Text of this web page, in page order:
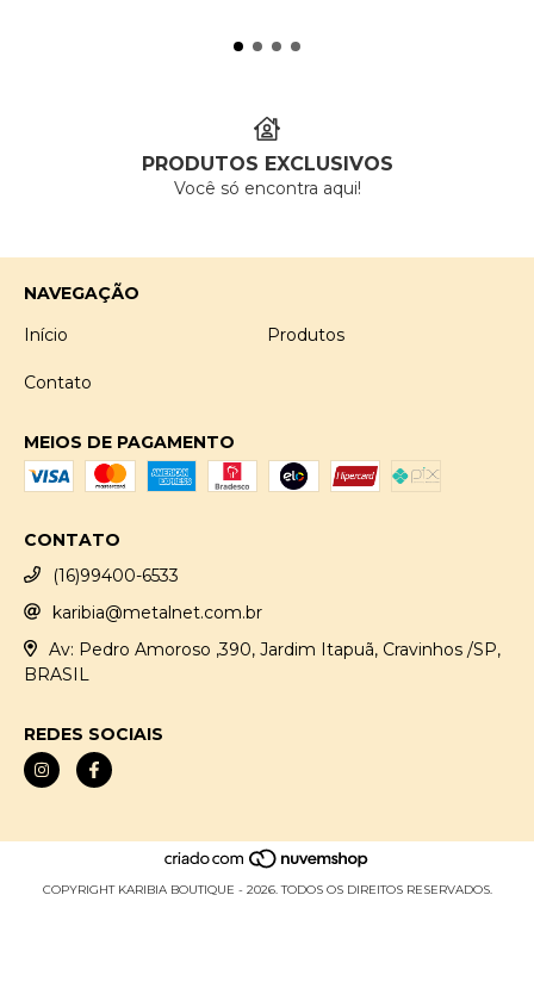
PRODUTOS EXCLUSIVOS
Você só encontra aqui!
NAVEGAÇÃO
Início
Produtos
Contato
MEIOS DE PAGAMENTO
CONTATO
(16)99400-6533
karibia@metalnet.com.br
Av: Pedro Amoroso ,390, Jardim Itapuã, Cravinhos /SP,
BRASIL
REDES SOCIAIS
COPYRIGHT KARIBIA BOUTIQUE - 2026. TODOS OS DIREITOS RESERVADOS.